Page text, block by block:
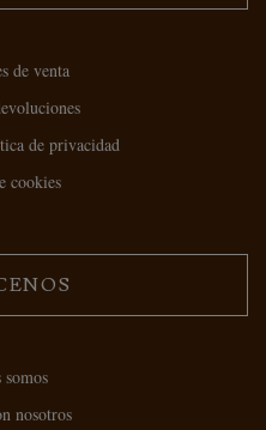
de venta
de privacidad
cookies
somos
nosotros